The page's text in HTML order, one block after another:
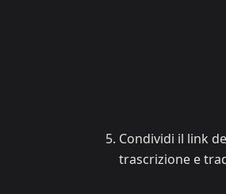
Condividi il link
trascrizione e